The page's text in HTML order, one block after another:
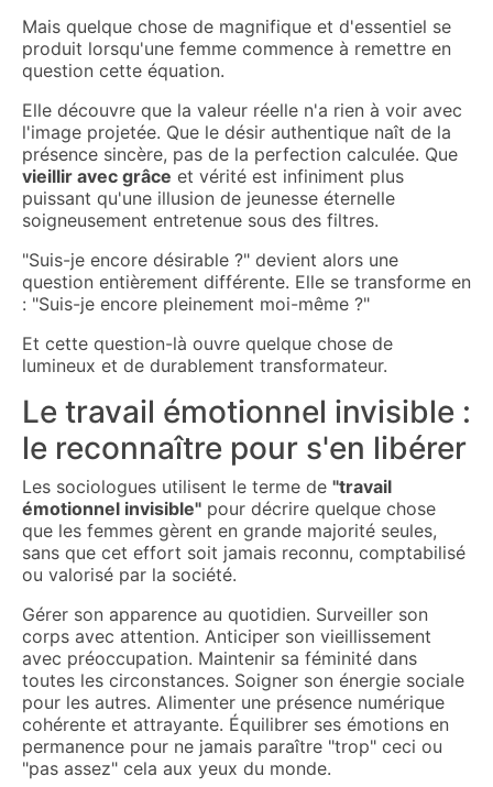
Mais quelque chose de magnifique et d'essentiel se
produit lorsqu'une femme commence à remettre en
question cette équation.
Elle découvre que la valeur réelle n'a rien à voir avec
l'image projetée. Que le désir authentique naît de la
présence sincère, pas de la perfection calculée. Que
vieillir avec grâce et vérité est infiniment plus
puissant qu'une illusion de jeunesse éternelle
soigneusement entretenue sous des filtres.
"Suis-je encore désirable ?" devient alors une
question entièrement différente. Elle se transforme en
: "Suis-je encore pleinement moi-même ?"
Et cette question-là ouvre quelque chose de
lumineux et de durablement transformateur.
Le travail émotionnel invisible :
le reconnaître pour s'en libérer
Les sociologues utilisent le terme de "travail
émotionnel invisible" pour décrire quelque chose
que les femmes gèrent en grande majorité seules,
sans que cet effort soit jamais reconnu, comptabilisé
ou valorisé par la société.
Gérer son apparence au quotidien. Surveiller son
corps avec attention. Anticiper son vieillissement
avec préoccupation. Maintenir sa féminité dans
toutes les circonstances. Soigner son énergie sociale
pour les autres. Alimenter une présence numérique
cohérente et attrayante. Équilibrer ses émotions en
permanence pour ne jamais paraître "trop" ceci ou
"pas assez" cela aux yeux du monde.